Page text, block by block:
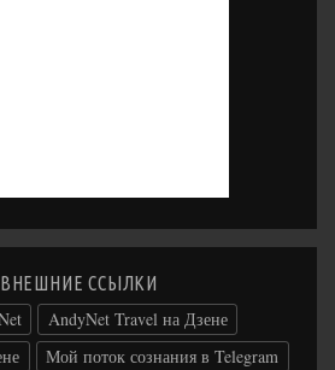
ВНЕШНИЕ ССЫЛКИ
AndyNet Travel на Дзене
Мой поток сознания в Telegram